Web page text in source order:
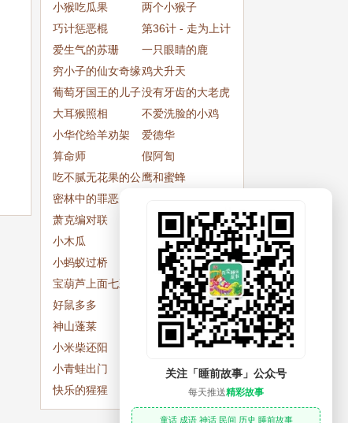
小猴吃瓜果
两个小猴子
巧计惩恶棍
第36计 - 走为上计
爱生气的苏珊
一只眼睛的鹿
穷小子的仙女奇缘鸡犬升天
葡萄牙国王的儿子没有牙齿的大老虎
大耳猴照相
不爱洗脸的小鸡
小华佗给羊劝架
爱德华
算命师
假阿訇
吃不腻无花果的公
主
鹰和蜜蜂
密林中的罪恶
萧克编对联
不吃鸡蛋
小木瓜
两只小兔子
小蚂蚁过桥
牛宝宝希希
宝葫芦上面七彩光
最大的动物
好鼠多多
小花小草的来历
神山蓬莱
算命瞎子智破旅店
奇案
小米柴还阳
惴惴不安
小青蛙出门
啄木鸟，你在哪里
快乐的猩猩
到小公鸡家做客
关注「睡前故事」公众号
每天推送精彩故事
童话 成语 神话 民间 历史 睡前故事